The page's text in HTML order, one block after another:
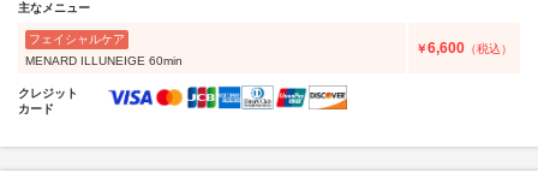
主なメニュー
フェイシャルケア
MENARD ILLUNEIGE 60min
￥6,600 （税込）
クレジット
カード